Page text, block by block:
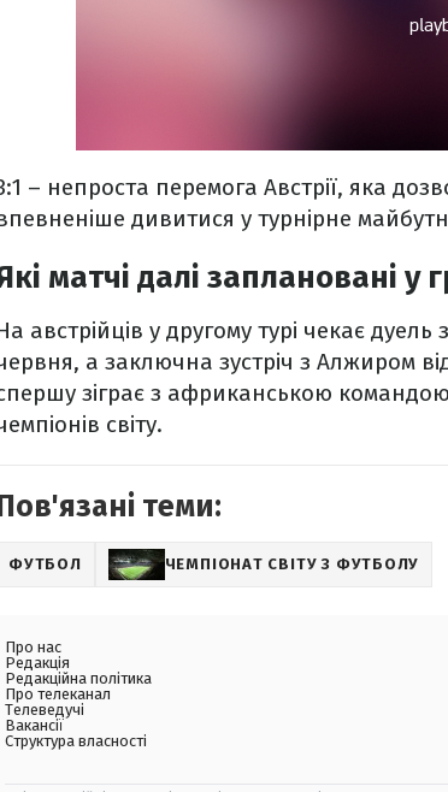
– непроста перемога Австрії, яка
дивитися у турнірне
матчі далі заплановані у
австрійців у другому турі чекає
а заключна зустріч з Алжиром
зіграє з африканською
світу.
теми:
ФУТБОЛ ЧЕМПІОНАТ СВІТУ З ФУТБОЛУ
Про нас
Редакція
Редакційна політика
Про телеканал
Телеведучі
Вакансії
Структура власності